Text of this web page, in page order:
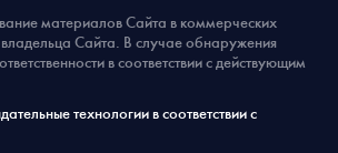
материалов Сайта в коммерческих
Сайта. В случае обнаружения
в соответствии с действующим
технологии в соответствии с